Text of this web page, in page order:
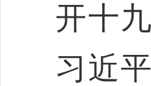
开十
习近